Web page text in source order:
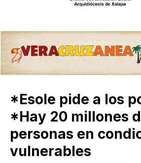
*Esole pide a los
*Hay 20 millones
personas en
vulnerables